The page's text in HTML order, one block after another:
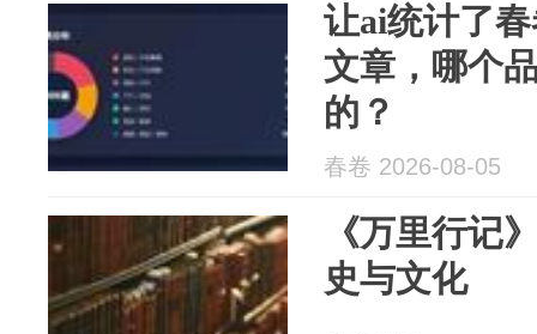
让ai统计了
文章，哪个
的？
春卷 2026-08-05
《万里行记
史与文化